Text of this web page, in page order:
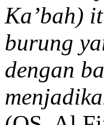
Ka’bah)
burung
dengan